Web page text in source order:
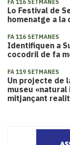
FA 116 SETMANES
Lo Festival de
homenatge a la
FA 116 SETMANES
Identifiquen a
cocodril de fa
FA 119 SETMANES
Un projecte de
museu «natural
mitjançant